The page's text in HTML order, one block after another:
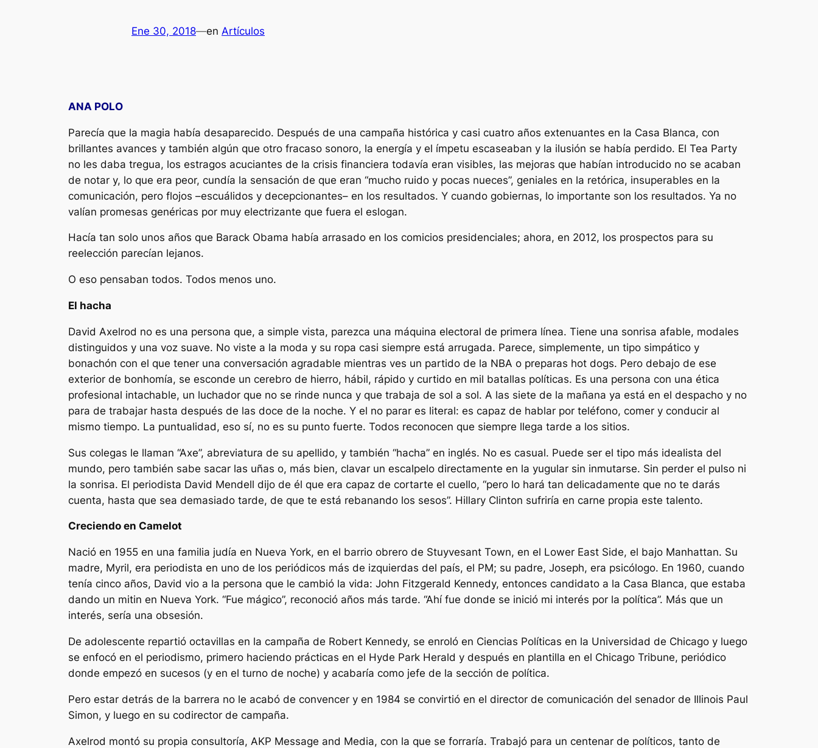
Ene 30, 2018—en Artículos
ANA POLO
Parecía que la magia había desaparecido. Después de una campaña histórica y casi cuatro años extenuantes en la Casa Blanca, con
brillantes avances y también algún que otro fracaso sonoro, la energía y el ímpetu escaseaban y la ilusión se había perdido. El Tea Party
no les daba tregua, los estragos acuciantes de la crisis financiera todavía eran visibles, las mejoras que habían introducido no se acaban
de notar y, lo que era peor, cundía la sensación de que eran “mucho ruido y pocas nueces”, geniales en la retórica, insuperables en la
comunicación, pero flojos –escuálidos y decepcionantes– en los resultados. Y cuando gobiernas, lo importante son los resultados. Ya no
valían promesas genéricas por muy electrizante que fuera el eslogan.
Hacía tan solo unos años que Barack Obama había arrasado en los comicios presidenciales; ahora, en 2012, los prospectos para su
reelección parecían lejanos.
O eso pensaban todos. Todos menos uno.
El hacha
David Axelrod no es una persona que, a simple vista, parezca una máquina electoral de primera línea. Tiene una sonrisa afable, modales
distinguidos y una voz suave. No viste a la moda y su ropa casi siempre está arrugada. Parece, simplemente, un tipo simpático y
bonachón con el que tener una conversación agradable mientras ves un partido de la NBA o preparas hot dogs. Pero debajo de ese
exterior de bonhomía, se esconde un cerebro de hierro, hábil, rápido y curtido en mil batallas políticas. Es una persona con una ética
profesional intachable, un luchador que no se rinde nunca y que trabaja de sol a sol. A las siete de la mañana ya está en el despacho y no
para de trabajar hasta después de las doce de la noche. Y el no parar es literal: es capaz de hablar por teléfono, comer y conducir al
mismo tiempo. La puntualidad, eso sí, no es su punto fuerte. Todos reconocen que siempre llega tarde a los sitios.
Sus colegas le llaman “Axe”, abreviatura de su apellido, y también “hacha” en inglés. No es casual. Puede ser el tipo más idealista del
mundo, pero también sabe sacar las uñas o, más bien, clavar un escalpelo directamente en la yugular sin inmutarse. Sin perder el pulso ni
la sonrisa. El periodista David Mendell dijo de él que era capaz de cortarte el cuello, “pero lo hará tan delicadamente que no te darás
cuenta, hasta que sea demasiado tarde, de que te está rebanando los sesos”. Hillary Clinton sufriría en carne propia este talento.
Creciendo en Camelot
Nació en 1955 en una familia judía en Nueva York, en el barrio obrero de Stuyvesant Town, en el Lower East Side, el bajo Manhattan. Su
madre, Myril, era periodista en uno de los periódicos más de izquierdas del país, el PM; su padre, Joseph, era psicólogo. En 1960, cuando
tenía cinco años, David vio a la persona que le cambió la vida: John Fitzgerald Kennedy, entonces candidato a la Casa Blanca, que estaba
dando un mitin en Nueva York. “Fue mágico”, reconoció años más tarde. “Ahí fue donde se inició mi interés por la política”. Más que un
interés, sería una obsesión.
De adolescente repartió octavillas en la campaña de Robert Kennedy, se enroló en Ciencias Políticas en la Universidad de Chicago y luego
se enfocó en el periodismo, primero haciendo prácticas en el Hyde Park Herald y después en plantilla en el Chicago Tribune, periódico
donde empezó en sucesos (y en el turno de noche) y acabaría como jefe de la sección de política.
Pero estar detrás de la barrera no le acabó de convencer y en 1984 se convirtió en el director de comunicación del senador de Illinois Paul
Simon, y luego en su codirector de campaña.
Axelrod montó su propia consultoría, AKP Message and Media, con la que se forraría. Trabajó para un centenar de políticos, tanto de